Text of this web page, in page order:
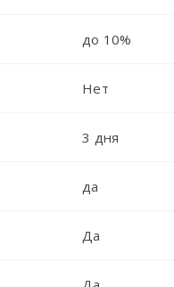
до 10%
Нет
3 дня
да
Да